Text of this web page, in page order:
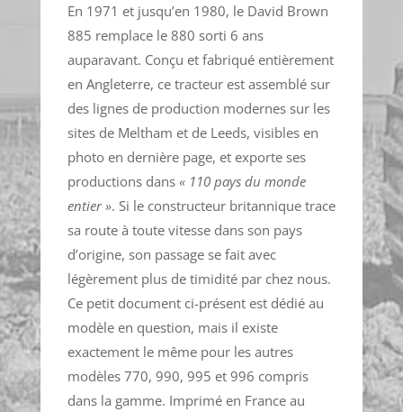
En 1971 et jusqu’en 1980, le David Brown
885 remplace le 880 sorti 6 ans
auparavant. Conçu et fabriqué entièrement
en Angleterre, ce tracteur est assemblé sur
des lignes de production modernes sur les
sites de Meltham et de Leeds, visibles en
photo en dernière page, et exporte ses
productions dans « 110 pays du monde
entier ». Si le constructeur britannique trace
sa route à toute vitesse dans son pays
d’origine, son passage se fait avec
légèrement plus de timidité par chez nous.
Ce petit document ci-présent est dédié au
modèle en question, mais il existe
exactement le même pour les autres
modèles 770, 990, 995 et 996 compris
dans la gamme. Imprimé en France au